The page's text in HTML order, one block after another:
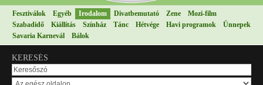
Fesztiválok Egyéb Irodalom Divatbemutató Zene
Mozi-film
Szabadidő
Kiállítás Színház Tánc Hétvége Havi programok
Ünnepek
Savaria Karnevál
Bálok
KERESÉS